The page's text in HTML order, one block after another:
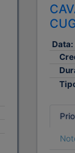
Data: